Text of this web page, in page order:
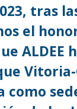
tras
el
ALDEE
como